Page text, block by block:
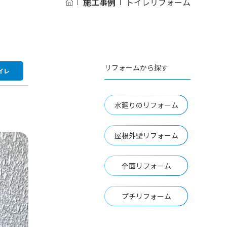
レ リフォームから探す
水廻りのリフォーム
屋根外壁リフォーム
全面リフォーム
プチリフォーム